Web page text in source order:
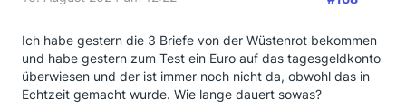
Ich habe gestern die 3 Briefe von der Wüstenrot bekommen
und habe gestern zum Test ein Euro auf das tagesgeldkonto
überwiesen und der ist immer noch nicht da, obwohl das in
Echtzeit gemacht wurde. Wie lange dauert sowas?